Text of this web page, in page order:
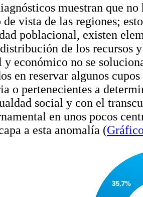
muestran que
de vista de las regiones;
poblacional, existen
de los recursos
y económico no se
en reservar algunos
o pertenecientes a
social y con el
en unos pocos
a esta anomalía (